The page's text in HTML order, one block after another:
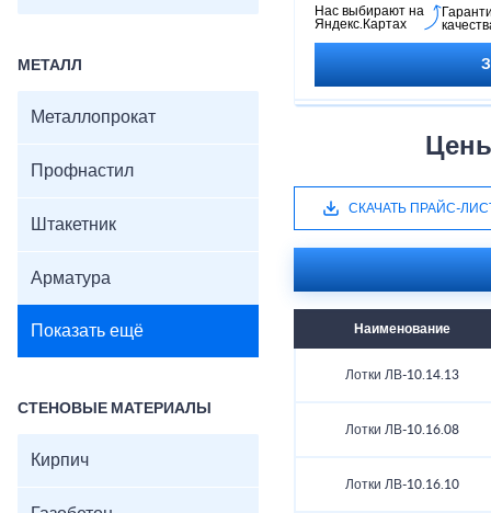
МЕТАЛЛ
Металлопрокат
Профнастил
Штакетник
Арматура
Показать ещё
СТЕНОВЫЕ МАТЕРИАЛЫ
Кирпич
эффективный сбор и
возможные
Нас выбирают на
Яндекс.Картах
СКАЧАТЬ ПРАЙС-
Наименование
Лотки ЛВ-10.14.13
Лотки ЛВ-10.16.08
Лотки ЛВ-10.16.10